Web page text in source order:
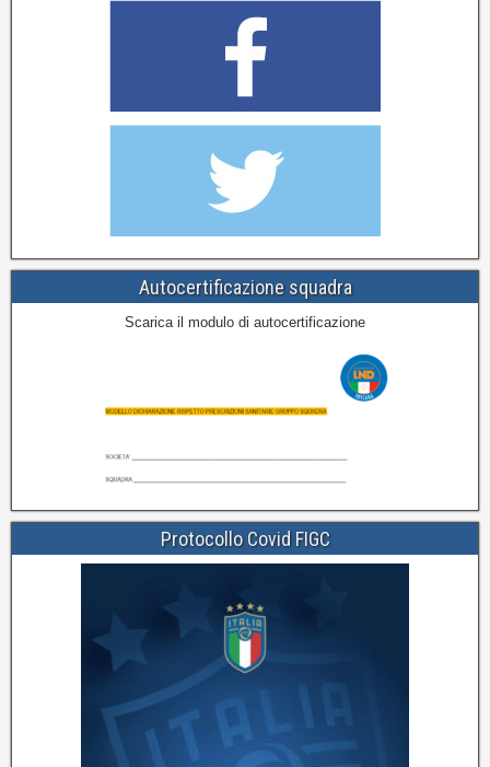
Autocertificazione squadra
Scarica il modulo di autocertificazione
Protocollo Covid FIGC